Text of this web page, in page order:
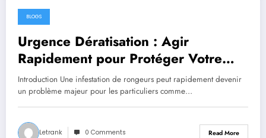
July 20, 2026
BLOGS
Urgence Dératisation : Agir
Rapidement pour Protéger Votre
Habitat et Votre Santé
Introduction Une infestation de rongeurs peut rapidement devenir
un problème majeur pour les particuliers comme…
Letrank 0 Comments Read More